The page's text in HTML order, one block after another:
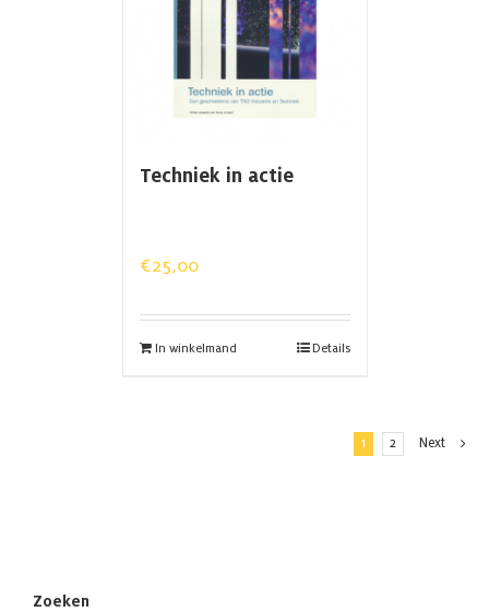
Techniek in actie
€25,00
In winkelmand Details
1 2 Next
Zoeken